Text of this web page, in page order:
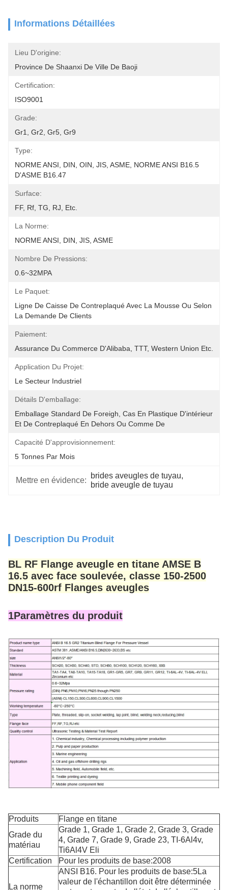
Informations Détaillées
Lieu D'origine:
Province De Shaanxi De Ville De Baoji
Certification:
ISO9001
Grade:
Gr1, Gr2, Gr5, Gr9
Type:
NORME ANSI, DIN, OIN, JIS, ASME, NORME ANSI B16.5
D'ASME B16.47
Surface:
FF, Rf, TG, RJ, Etc.
La Norme:
NORME ANSI, DIN, JIS, ASME
Nombre De Pressions:
0.6~32MPA
Le Paquet:
Ligne De Caisse De Contreplaqué Avec La Mousse Ou Selon
La Demande De Clients
Paiement:
Assurance Du Commerce D'Alibaba, TTT, Western Union Etc.
Application Du Projet:
Le Secteur Industriel
Détails D'emballage:
Emballage Standard De Foreigh, Cas En Plastique D'intérieur
Et De Contreplaqué En Dehors Ou Comme De
Capacité D'approvisionnement:
5 Tonnes Par Mois
Mettre en évidence:
brides aveugles de tuyau,
bride aveugle de tuyau
Description Du Produit
BL RF Flange aveugle en titane AMSE B
16.5 avec face soulevée, classe 150-2500
DN15-600rf Flanges aveugles
1Paramètres du produit
Produits
Flange en titane
Grade du
matériau
Grade 1, Grade 1, Grade 2, Grade 3, Grade
4, Grade 7, Grade 9, Grade 23, TI-6Al4v,
Ti6Al4V Eli
Certification
Pour les produits de base:2008
La norme
ANSI B16. Pour les produits de base:5La
valeur de l'échantillon doit être déterminée